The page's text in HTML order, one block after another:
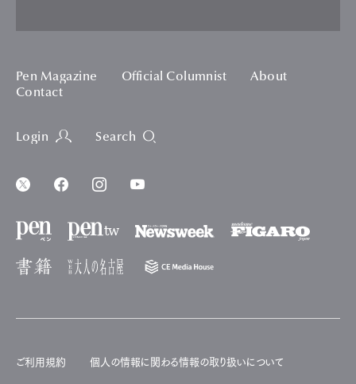
Pen Magazine Official Columnist
About
Contact
Login Search
ご利用規約 個人の情報に関わる情報の取り扱いについて